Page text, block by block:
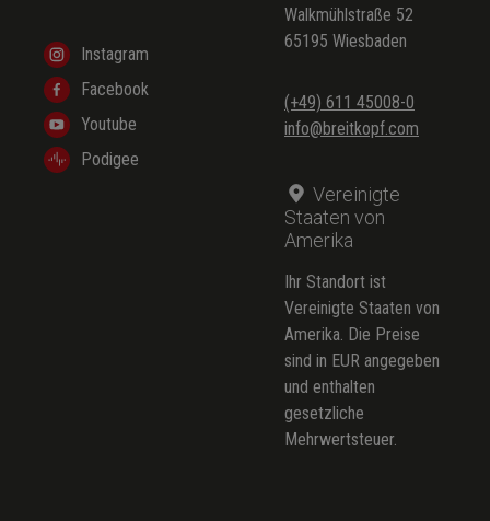
Instagram
Facebook
Youtube
Podigee
Walkmühlstraße 52
65195 Wiesbaden
(+49) 611 45008-0
info@breitkopf.com
Vereinigte
Staaten von
Amerika
Ihr Standort ist
Vereinigte Staaten von
Amerika. Die Preise
sind in EUR angegeben
und enthalten
gesetzliche
Mehrwertsteuer.